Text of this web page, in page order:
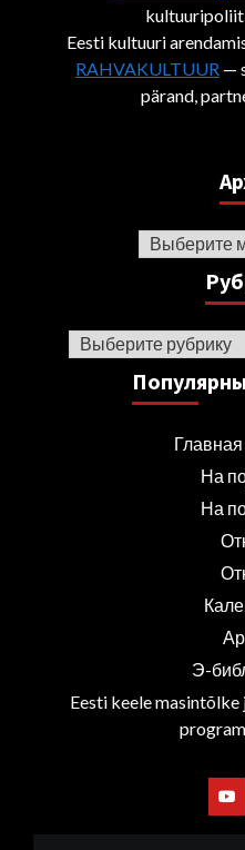
Eesti kultuuri
RAHVAKULTUUR —
pärand,
Архив
Рубрики
На
На
Э-
Eesti keele